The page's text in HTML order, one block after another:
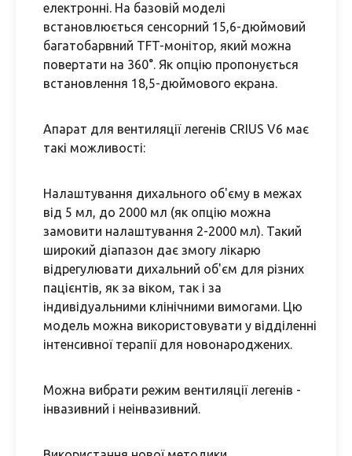
електронні. На базовій моделі
встановлюється сенсорний 15,6-дюймовий
багатобарвний TFT-монітор, який можна
повертати на 360°. Як опцію пропонується
встановлення 18,5-дюймового екрана.
Апарат для вентиляції легенів CRIUS V6 має
такі можливості:
Налаштування дихального об'єму в межах
від 5 мл, до 2000 мл (як опцію можна
замовити налаштування 2-2000 мл). Такий
широкий діапазон дає змогу лікарю
відрегулювати дихальний об'єм для різних
пацієнтів, як за віком, так і за
індивідуальними клінічними вимогами. Цю
модель можна використовувати у відділенні
інтенсивної терапії для новонароджених.
Можна вибрати режим вентиляції легенів -
інвазивний і неінвазивний.